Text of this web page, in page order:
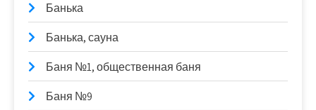
Банька
Банька, сауна
Баня №1, общественная баня
Баня №9